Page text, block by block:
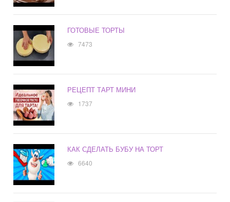
ГОТОВЫЕ ТОРТЫ
7473
РЕЦЕПТ ТАРТ МИНИ
1737
КАК СДЕЛАТЬ БУБУ НА ТОРТ
6640